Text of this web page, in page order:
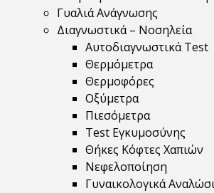
Γυαλιά Ανάγνωσης
Διαγνωστικά – Νοσηλεία
Αυτοδιαγνωστικά Test
Θερμόμετρα
Θερμοφόρες
Οξύμετρα
Πιεσόμετρα
Test Εγκυμοσύνης
Θήκες Κόφτες Χαπιών
Νεφελοποίηση
Γυναικολογικά